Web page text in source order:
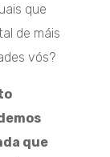
que
de máis
vós?
que